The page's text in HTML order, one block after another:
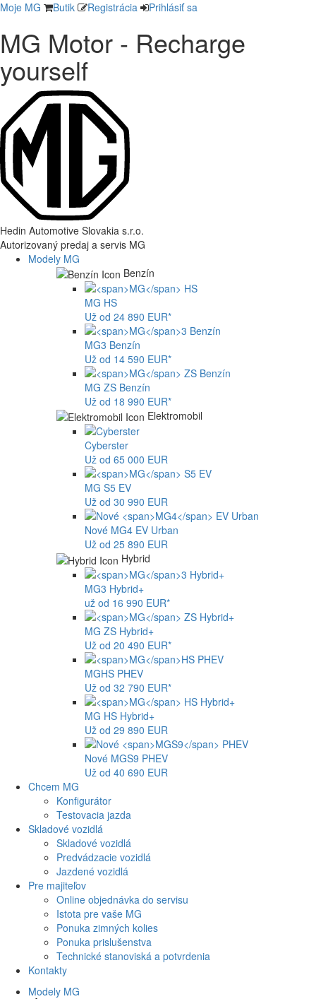
Moje MG Butik Registrácia Prihlásiť sa
MG Motor - Recharge
yourself
Hedin Automotive Slovakia s.r.o.
Autorizovaný predaj a servis MG
Modely MG
Benzín
MG HS
Už od 24 890 EUR*
MG3 Benzín
Už od 14 590 EUR*
MG ZS Benzín
Už od 18 990 EUR*
Elektromobil
Cyberster
Už od 65 000 EUR
MG S5 EV
Už od 30 990 EUR
Nové MG4 EV Urban
Už od 25 890 EUR
Hybrid
MG3 Hybrid+
už od 16 990 EUR*
MG ZS Hybrid+
Už od 20 490 EUR*
MGHS PHEV
Už od 32 790 EUR*
MG HS Hybrid+
Už od 29 890 EUR
Nové MGS9 PHEV
Už od 40 690 EUR
Chcem MG
Konfigurátor
Testovacia jazda
Skladové vozidlá
Skladové vozidlá
Predvádzacie vozidlá
Jazdené vozidlá
Pre majiteľov
Online objednávka do servisu
Istota pre vaše MG
Ponuka zimných kolies
Ponuka prislušenstva
Technické stanoviská a potvrdenia
Kontakty
Modely MG